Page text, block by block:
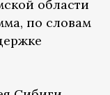
области
по словам